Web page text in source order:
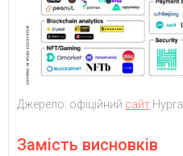
Джерело: офіційний сайт Hypra
Замість висновків